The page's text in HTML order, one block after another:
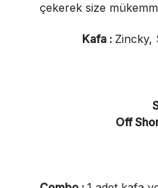
çekerek size
Kafa : Zincky,
Off